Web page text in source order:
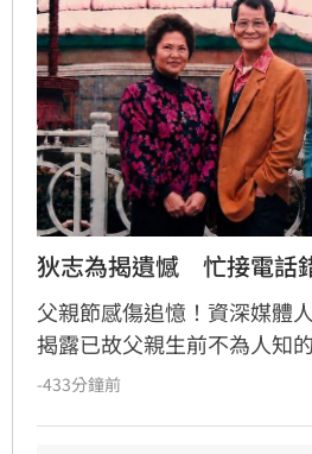
狄志為揭遺憾　忙接電話
父親節感傷追憶！資深媒體
揭露已故父親生前不為人知
透露，父親一生以海為家，
-433分鐘前